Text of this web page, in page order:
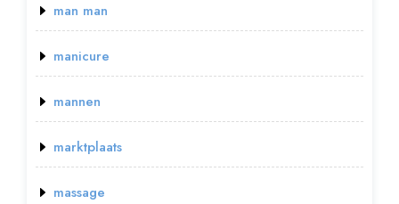
man man
manicure
mannen
marktplaats
massage